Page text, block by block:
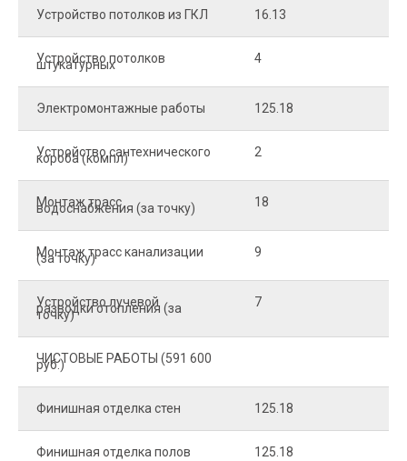
Устройство потолков из ГКЛ 16.13
Устройство потолков
штукатурных 4
Электромонтажные работы 125.18
Устройство сантехнического
короба (компл) 2
Монтаж трасс
водоснабжения (за точку) 18
Монтаж трасс канализации
(за точку) 9
Устройство лучевой
разводки отопления (за
точку)
7
ЧИСТОВЫЕ РАБОТЫ (591 600
руб.)
Финишная отделка стен 125.18
Финишная отделка полов 125.18